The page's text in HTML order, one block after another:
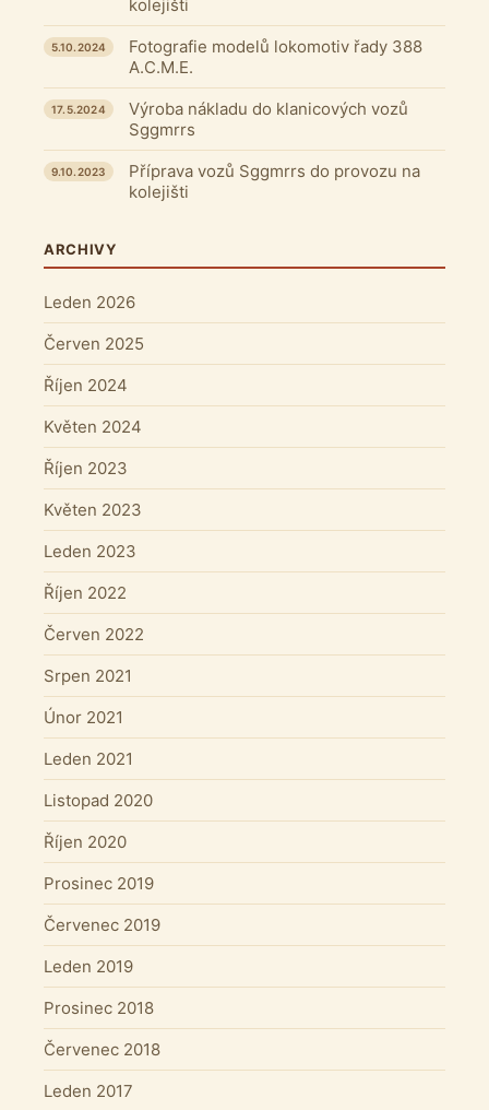
kolejišti
Fotografie modelů lokomotiv řady 388
A.C.M.E.
5.10.2024
Výroba nákladu do klanicových vozů
Sggmrrs
17.5.2024
Příprava vozů Sggmrrs do provozu na
kolejišti
9.10.2023
ARCHIVY
Leden 2026
Červen 2025
Říjen 2024
Květen 2024
Říjen 2023
Květen 2023
Leden 2023
Říjen 2022
Červen 2022
Srpen 2021
Únor 2021
Leden 2021
Listopad 2020
Říjen 2020
Prosinec 2019
Červenec 2019
Leden 2019
Prosinec 2018
Červenec 2018
Leden 2017